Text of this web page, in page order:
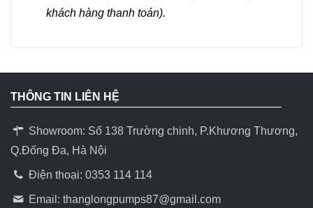
khách hàng thanh toán).
THÔNG TIN LIÊN HỆ
Showroom: Số 138 Trường chinh, P.Khương Thương,
Q.Đống Đa, Hà Nội
Điện thoại: 0353 114 114
Email:thanglongpumps87@gmail.com